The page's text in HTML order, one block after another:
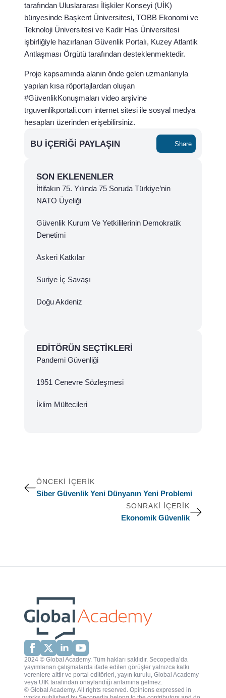
tarafından Uluslararası İlişkiler Konseyi (UİK)
bünyesinde Başkent Üniversitesi, TOBB Ekonomi ve
Teknoloji Üniversitesi ve Kadir Has Üniversitesi
işbirliğiyle hazırlanan Güvenlik Portalı, Kuzey Atlantik
Antlaşması Örgütü tarafından desteklenmektedir.
Proje kapsamında alanın önde gelen uzmanlarıyla
yapılan kısa röportajlardan oluşan
#GüvenlikKonuşmaları video arşivine
trguvenlikportali.com internet sitesi ile sosyal medya
hesapları üzerinden erişebilirsiniz.
BU İÇERIĞI PAYLAŞIN Share
SON EKLENENLER
İttifakın 75. Yılında 75 Soruda Türkiye’nin
NATO Üyeliği
Güvenlik Kurum Ve Yetkililerinin Demokratik
Denetimi
Askeri Katkılar
Suriye İç Savaşı
Doğu Akdeniz
EDITÖRÜN SEÇTIKLERI
Pandemi Güvenliği
1951 Cenevre Sözleşmesi
İklim Mültecileri
ÖNCEKI İÇERIK
Siber Güvenlik Yeni Dünyanın Yeni Problemi
SONRAKI İÇERIK
Ekonomik Güvenlik
2024 © Global Academy. Tüm hakları saklıdır. Secopedia’da
yayımlanan çalışmalarda ifade edilen görüşler yalnızca katkı
verenlere aittir ve portal editörleri, yayın kurulu, Global Academy
veya UİK tarafından onaylandığı anlamına gelmez.
© Global Academy. All rights reserved. Opinions expressed in